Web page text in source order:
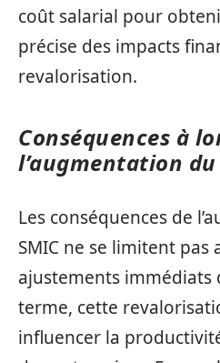
coût salarial pour
précise des impacts
revalorisation.
Conséquences à
l’augmentation du
Les conséquences de
SMIC ne se limitent pas
ajustements immédiats
terme, cette
influencer la